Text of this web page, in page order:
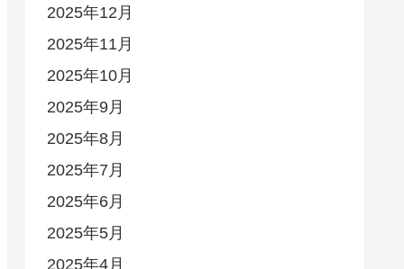
2025年12月
2025年11月
2025年10月
2025年9月
2025年8月
2025年7月
2025年6月
2025年5月
2025年4月